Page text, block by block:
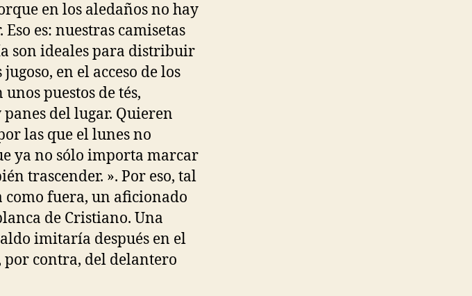
en los aledaños no hay
es: nuestras camisetas
son ideales para distribuir
en el acceso de los
puestos de tés,
del lugar. Quieren
las que el lunes no
ya no sólo importa marcar
trascender. ». Por eso, tal
fuera, un aficionado
de Cristiano. Una
imitaría después en el
contra, del delantero